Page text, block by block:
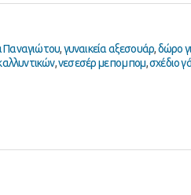
Παναγιώτου,γυναικεία αξεσουάρ,δώρο
,νεσεσέρ με πομ πομ,σχέδιο